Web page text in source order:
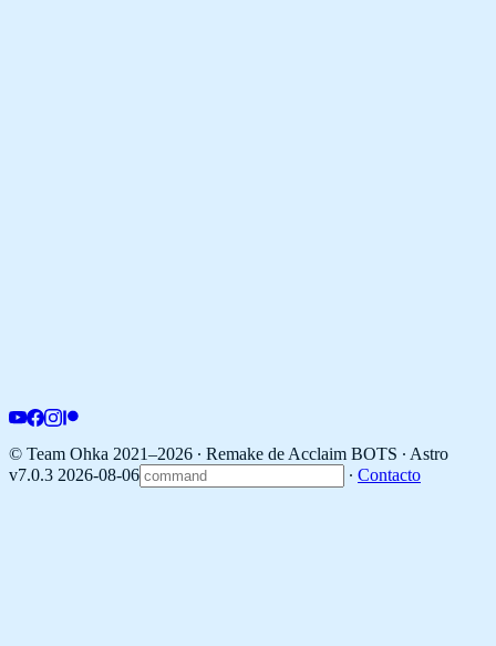
© Team Ohka 2021–2026 ∙ Remake de Acclaim BOTS ∙ Astro
v7.0.3 2026-08-06
∙ Contacto